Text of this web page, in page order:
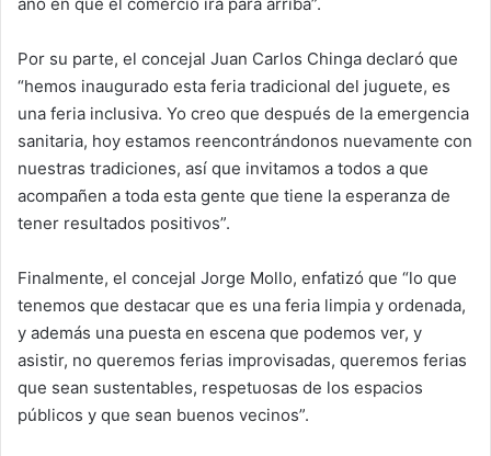
Por su parte, el concejal Juan Carlos Chinga declaró que
“hemos inaugurado esta feria tradicional del juguete, es
una feria inclusiva. Yo creo que después de la emergencia
sanitaria, hoy estamos reencontrándonos nuevamente con
nuestras tradiciones, así que invitamos a todos a que
acompañen a toda esta gente que tiene la esperanza de
tener resultados positivos”.
Finalmente, el concejal Jorge Mollo, enfatizó que “lo que
tenemos que destacar que es una feria limpia y ordenada,
y además una puesta en escena que podemos ver, y
asistir, no queremos ferias improvisadas, queremos ferias
que sean sustentables, respetuosas de los espacios
públicos y que sean buenos vecinos”.